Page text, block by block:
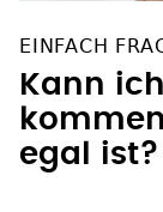
EINFACH
Kann
egal ist?